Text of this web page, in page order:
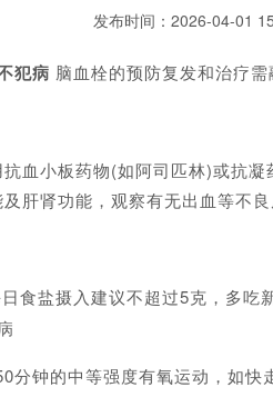
发布时间：2026-04-01
犯病 脑血栓的预防复发和治疗
小板药物(如阿司匹林)或抗
肝肾功能，观察有无出血等不良
食盐摄入建议不超过5克，多吃
分钟的中等强度有氧运动，如